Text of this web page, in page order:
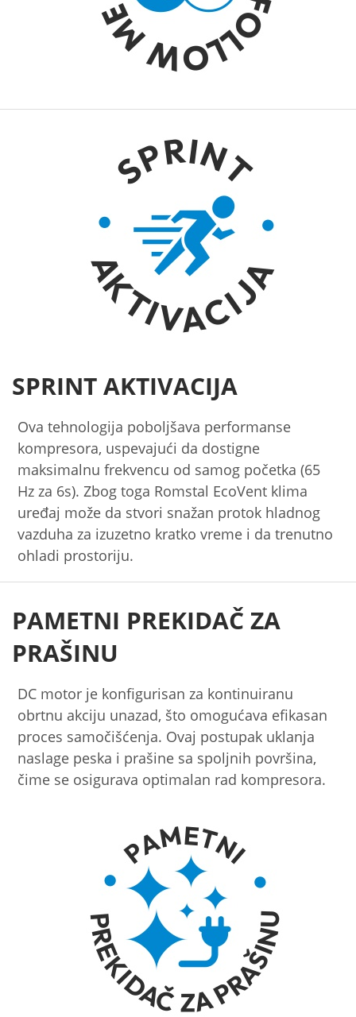
SPRINT AKTIVACIJA
Ova tehnologija poboljšava performanse
kompresora, uspevajući da dostigne
maksimalnu frekvencu od samog početka (65
Hz za 6s). Zbog toga Romstal EcoVent klima
uređaj može da stvori snažan protok hladnog
vazduha za izuzetno kratko vreme i da trenutno
ohladi prostoriju.
PAMETNI PREKIDAČ ZA
PRAŠINU
DC motor je konfigurisan za kontinuiranu
obrtnu akciju unazad, što omogućava efikasan
proces samočišćenja. Ovaj postupak uklanja
naslage peska i prašine sa spoljnih površina,
čime se osigurava optimalan rad kompresora.